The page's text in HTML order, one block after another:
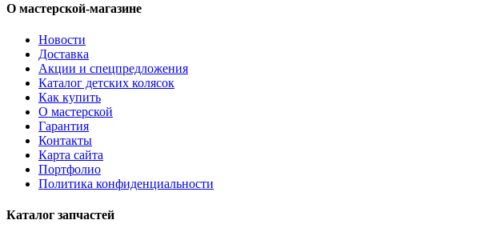
О мастерской-магазине
Новости
Доставка
Акции и спецпредложения
Каталог детских колясок
Как купить
О мастерской
Гарантия
Контакты
Карта сайта
Портфолио
Политика конфиденциальности
Каталог запчастей